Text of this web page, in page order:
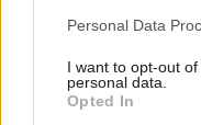
Please note that this
not limited to your visit
grant or deny consent
use your data for
Personal Data
I want to opt-out
personal data.
Opted In